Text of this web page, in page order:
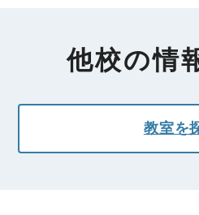
他校の情
教室を